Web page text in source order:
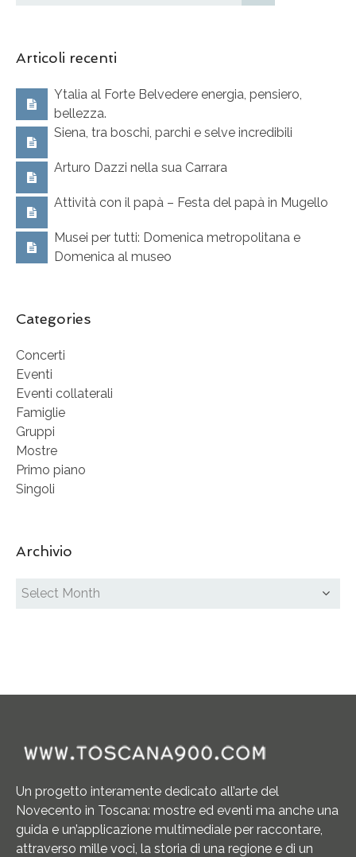
Articoli recenti
Ytalia al Forte Belvedere energia, pensiero,
bellezza.
Siena, tra boschi, parchi e selve incredibili
Arturo Dazzi nella sua Carrara
Attività con il papà – Festa del papà in Mugello
Musei per tutti: Domenica metropolitana e
Domenica al museo
Categories
Concerti
Eventi
Eventi collaterali
Famiglie
Gruppi
Mostre
Primo piano
Singoli
Archivio
Un progetto interamente dedicato all’arte del
Novecento in Toscana: mostre ed eventi ma anche una
guida e un’applicazione multimediale per raccontare,
attraverso mille voci, la storia di una regione e di un